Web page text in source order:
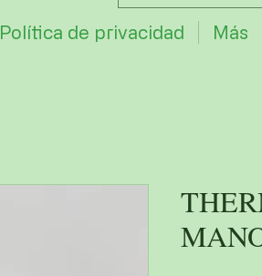
Política de privacidad Más